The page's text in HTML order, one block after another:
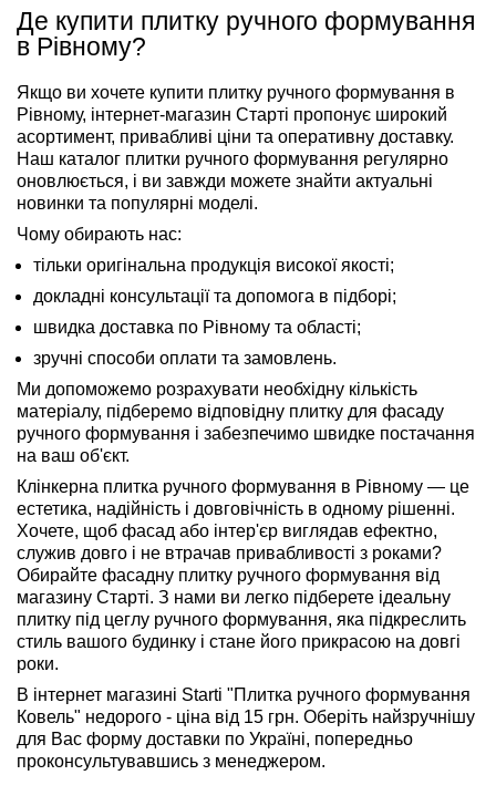
Де купити плитку ручного формування
в Рівному?
Якщо ви хочете купити плитку ручного формування в
Рівному, інтернет-магазин Старті пропонує широкий
асортимент, привабливі ціни та оперативну доставку.
Наш каталог плитки ручного формування регулярно
оновлюється, і ви завжди можете знайти актуальні
новинки та популярні моделі.
Чому обирають нас:
тільки оригінальна продукція високої якості;
докладні консультації та допомога в підборі;
швидка доставка по Рівному та області;
зручні способи оплати та замовлень.
Ми допоможемо розрахувати необхідну кількість
матеріалу, підберемо відповідну плитку для фасаду
ручного формування і забезпечимо швидке постачання
на ваш об'єкт.
Клінкерна плитка ручного формування в Рівному — це
естетика, надійність і довговічність в одному рішенні.
Хочете, щоб фасад або інтер'єр виглядав ефектно,
служив довго і не втрачав привабливості з роками?
Обирайте фасадну плитку ручного формування від
магазину Старті. З нами ви легко підберете ідеальну
плитку під цеглу ручного формування, яка підкреслить
стиль вашого будинку і стане його прикрасою на довгі
роки.
В інтернет магазині Starti "Плитка ручного формування
Ковель" недорого - ціна від 15 грн. Оберіть найзручнішу
для Вас форму доставки по Україні, попередньо
проконсультувавшись з менеджером.